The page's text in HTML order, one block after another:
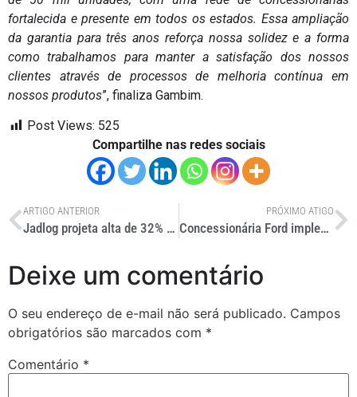
fortalecida e presente em todos os estados. Essa ampliação
da garantia para três anos reforça nossa solidez e a forma
como trabalhamos para manter a satisfação dos nossos
clientes através de processos de melhoria contínua em
nossos produtos”, finaliza Gambim.
Post Views: 525
Compartilhe nas redes sociais
ARTIGO ANTERIOR
Jadlog projeta alta de 32% em rotas de transferência e último km
PRÓXIMO ATIGO
Concessionária Ford implementa novo padrão de varejo global
Deixe um comentário
O seu endereço de e-mail não será publicado. Campos
obrigatórios são marcados com *
Comentário *